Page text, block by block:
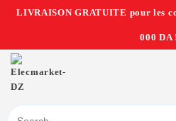
LIVRAISON GRATUITE pour les
000 DA !